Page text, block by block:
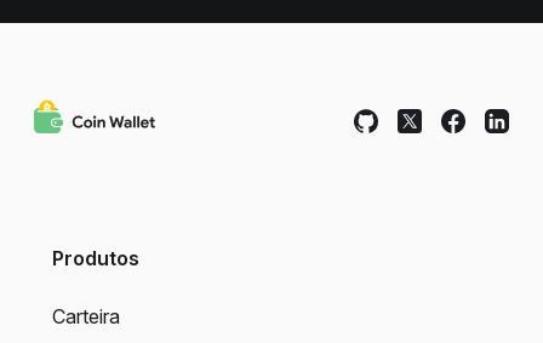
Produtos
Carteira